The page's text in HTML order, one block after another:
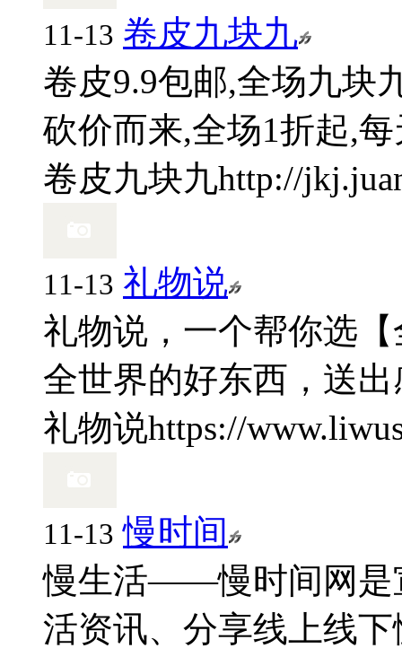
11-13 卷皮九块九
卷皮9.9包邮,全场九块
砍价而来,全场1折起,
卷皮九块九http://
11-13 礼物说
礼物说，一个帮你选
全世界的好东西，送
礼物说https://
11-13 慢时间
慢生活——慢时间网是
活资讯、分享线上线